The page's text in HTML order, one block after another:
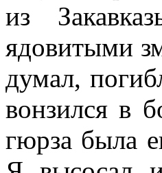
из
ядовитыми
думал,
вонзился в
гюрза была